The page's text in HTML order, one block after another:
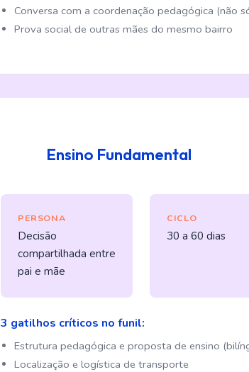
Conversa com a coordenação pedagógica (não
Prova social de outras mães do mesmo bairro
Ensino Fundamental
PERSONA
Decisão
compartilhada entre
pai e mãe
CICLO
30 a 60 dias
3 gatilhos críticos no funil:
Estrutura pedagógica e proposta de ensino
Localização e logística de transporte